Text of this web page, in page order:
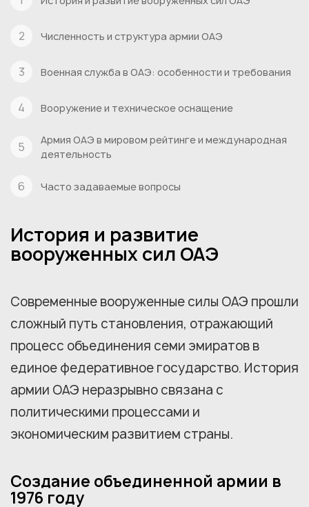
Численность и структура армии ОАЭ
Военная служба в ОАЭ: особенности и требования
Вооружение и техническое оснащение
Армия ОАЭ в мировом рейтинге и международная
деятельность
Часто задаваемые вопросы
История и развитие
вооруженных сил ОАЭ
Современные вооруженные силы ОАЭ прошли
сложный путь становления, отражающий
процесс объединения семи эмиратов в
единое федеративное государство. История
армии ОАЭ неразрывно связана с
политическими процессами и
экономическим развитием страны.
Создание объединенной армии в
1976 году